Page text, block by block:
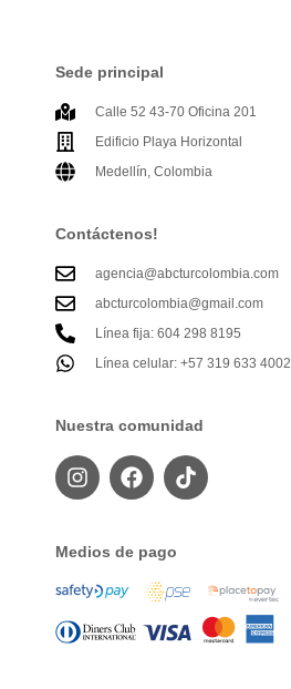
Sede principal
Calle 52 43-70 Oficina 201
Edificio Playa Horizontal
Medellín, Colombia
Contáctenos!
agencia@abcturcolombia.com
abcturcolombia@gmail.com
Línea fija: 604 298 8195
Línea celular: +57 319 633 4002
Nuestra comunidad
Medios de pago